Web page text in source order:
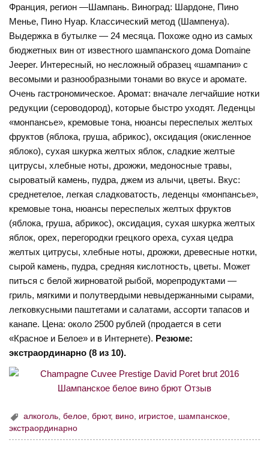
Франция, регион —Шампань. Виноград: Шардоне, Пино
Менье, Пино Нуар. Классический метод (Шампенуа).
Выдержка в бутылке — 24 месяца. Похоже одно из самых
бюджетных вин от известного шампанского дома Domaine
Jeeper. Интересный, но несложный образец «шампани» с
весомыми и разнообразными тонами во вкусе и аромате.
Очень гастрономическое. Аромат: вначале легчайшие нотки
редукции (сероводород), которые быстро уходят. Леденцы
«монпансье», кремовые тона, нюансы переспелых желтых
фруктов (яблока, груша, абрикос), оксидация (окисленное
яблоко), сухая шкурка желтых яблок, сладкие желтые
цитрусы, хлебные ноты, дрожжи, медоносные травы,
сыроватый камень, пудра, джем из алычи, цветы. Вкус:
среднетелое, легкая сладковатость, леденцы «монпансье»,
кремовые тона, нюансы переспелых желтых фруктов
(яблока, груша, абрикос), оксидация, сухая шкурка желтых
яблок, орех, перегородки грецкого ореха, сухая цедра
желтых цитрусы, хлебные ноты, дрожжи, древесные нотки,
сырой камень, пудра, средняя кислотность, цветы. Может
питься с белой жирноватой рыбой, морепродуктами —
гриль, мягкими и полутвердыми невыдержанными сырами,
легковкусными паштетами и салатами, ассорти тапасов и
канапе. Цена: около 2500 рублей (продается в сети
«Красное и Белое» и в Интернете). Резюме:
экстраординарно (8 из 10).
алкоголь,белое,брют, вино, игристое, шампанское,
экстраординарно